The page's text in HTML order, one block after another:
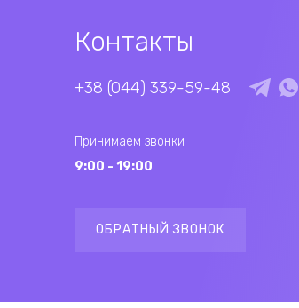
Контакты
+38 (044) 339-59-48
Принимаем звонки
9:00 - 19:00
ОБРАТНЫЙ ЗВОНОК